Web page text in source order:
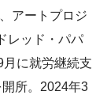
アートプロジ
レッド・パパ
に就労継続支
所。2024年3